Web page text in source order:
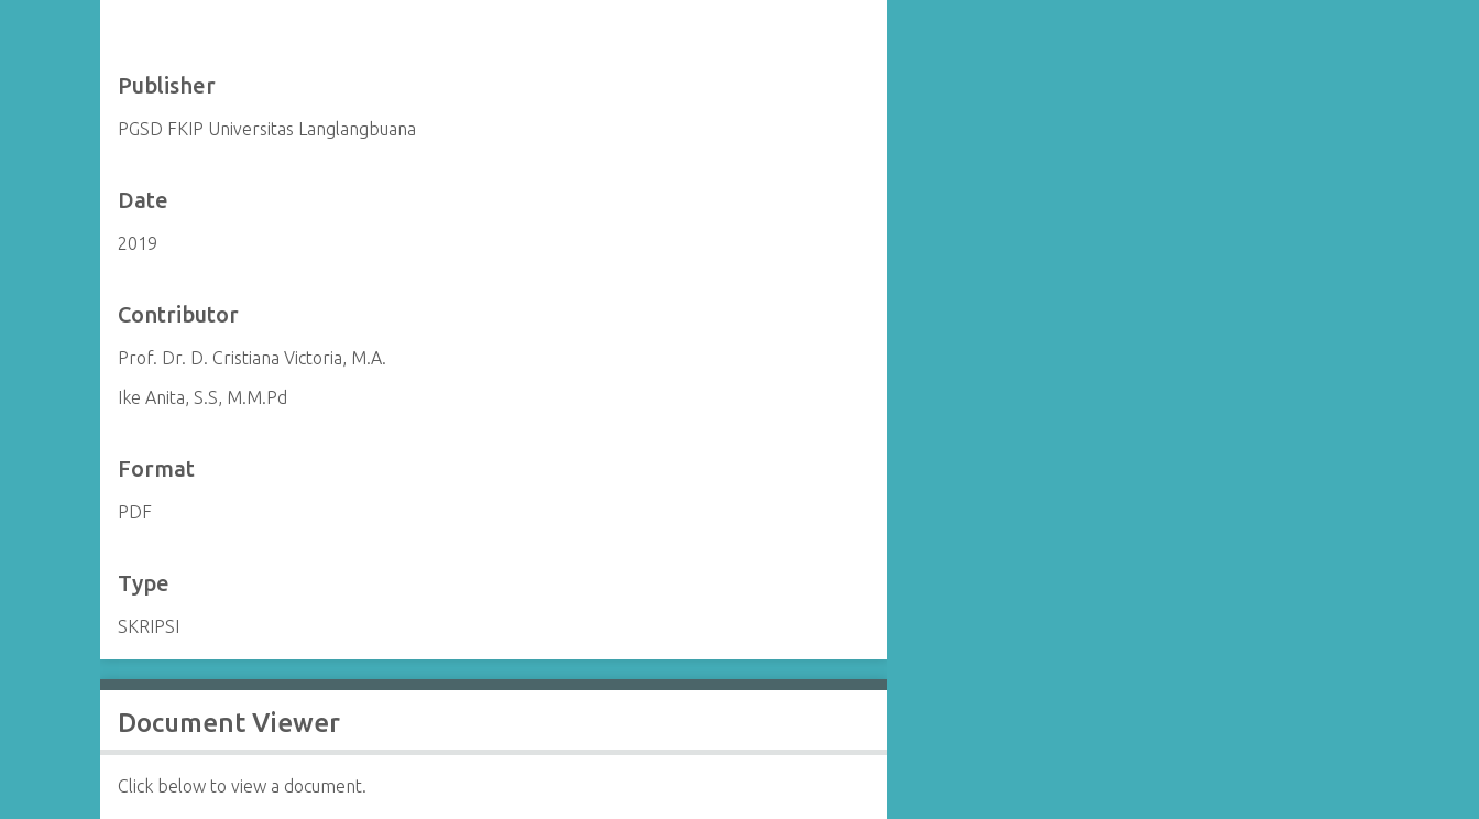
Publisher
PGSD FKIP Universitas Langlangbuana
Date
2019
Contributor
Prof. Dr. D. Cristiana Victoria, M.A.
Ike Anita, S.S, M.M.Pd
Format
PDF
Type
SKRIPSI
Document Viewer
Click below to view a document.